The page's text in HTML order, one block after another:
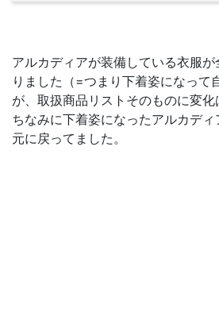
アルカディアが装備している衣服
りました（=つまり下着姿になって
が、取扱商品リストそのものに変化
ちなみに下着姿になったアルカデ
元に戻ってました。